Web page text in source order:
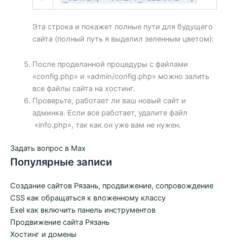
Эта строка и покажет полные пути для будущего
сайта (полный путь я выделил зеленным цветом):
После проделанной процедуры с файлами
«config.php» и «admin/config.php» можно залить
все файлы сайта на хостинг.
Проверьте, работает ли ваш новый сайт и
админка. Если все работает, удалите файл
«info.php», так как он уже вам не нужен.
Задать вопрос в Max
Популярные записи
Создание сайтов Рязань, продвижение, сопровождение
CSS как обращаться к вложенному классу
Exel как включить панель инструментов
Продвижение сайта Рязань
Хостинг и домены